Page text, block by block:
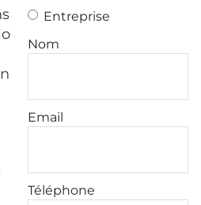
Entreprise
Nom
Email
Téléphone